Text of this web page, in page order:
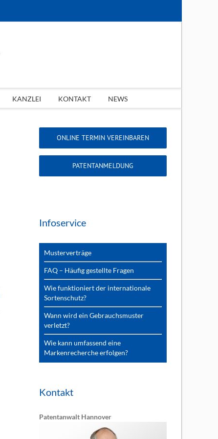
KANZLEI KONTAKT NEWS
ONLINE TERMIN VEREINBAREN
PATENTANMELDUNG
Infoservice
Musterverträge
FAQ – Häufig gestellte Fragen
Wie funktioniert der internationale
Sortenschutz?
Wann wird ein Gebrauchsmuster
verletzt?
Wie kann umfassend eine
Markenrecherche erfolgen?
Kontakt
Patentanwalt Hannover